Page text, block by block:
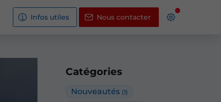
Infos utiles Nous contacter
Catégories
Nouveautés (1)